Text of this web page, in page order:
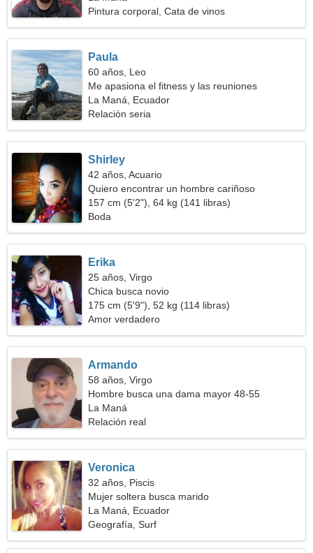
Pintura corporal, Cata de vinos
Paula
60 años, Leo
Me apasiona el fitness y las reuniones
La Maná, Ecuador
Relación seria
Shirley
42 años, Acuario
Quiero encontrar un hombre cariñoso
157 cm (5'2"), 64 kg (141 libras)
Boda
Erika
25 años, Virgo
Chica busca novio
175 cm (5'9"), 52 kg (114 libras)
Amor verdadero
Armando
58 años, Virgo
Hombre busca una dama mayor 48-55
La Maná
Relación real
Veronica
32 años, Piscis
Mujer soltera busca marido
La Maná, Ecuador
Geografía, Surf